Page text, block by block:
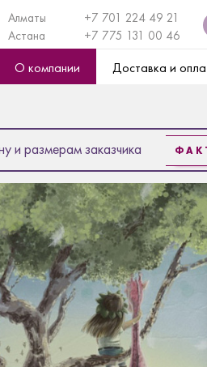
Алматы
+7 701 224 49 21
Астана
+7 775 131 00 46
О компании Доставка и
и размерам заказчика